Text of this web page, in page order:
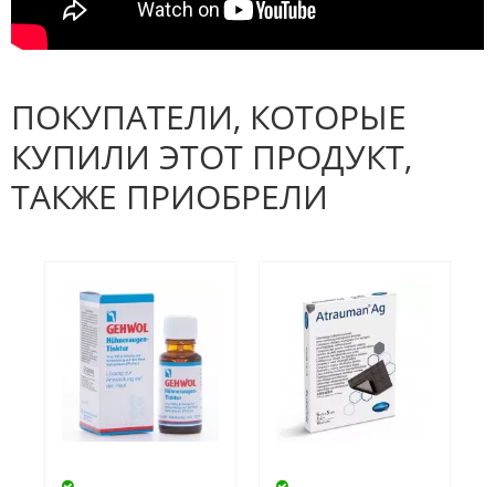
ПОКУПАТЕЛИ, КОТОРЫЕ
КУПИЛИ ЭТОТ ПРОДУКТ,
ТАКЖЕ ПРИОБРЕЛИ